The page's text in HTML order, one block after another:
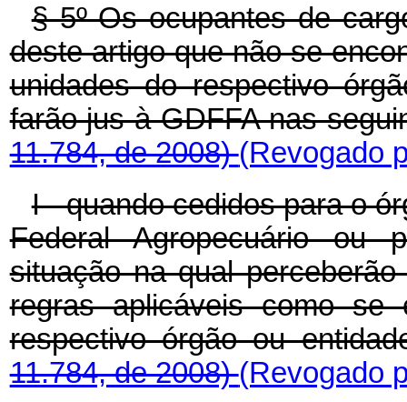
§ 5º Os ocupantes de
deste artigo que não se
unidades do respectivo
farão jus à GDFFA nas
11.784, de 2008)(Revogado
I - quando cedidos para o
Federal Agropecuário ou
situação na qual
regras aplicáveis como se
respectivo órgão ou
11.784, de 2008)(Revogado